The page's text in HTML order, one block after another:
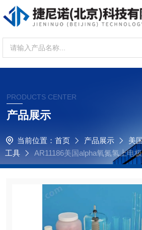
PRODUCTS CENTER
产品展示
当前位置： 首页 产品展示 美
工具
AR11186美国alpha氧氮氢上电